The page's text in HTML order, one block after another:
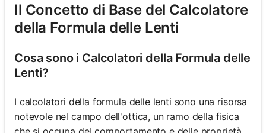
Il Concetto di Base del Calcolatore
della Formula delle Lenti
Cosa sono i Calcolatori della Formula delle
Lenti?
I calcolatori della formula delle lenti sono una risorsa
notevole nel campo dell'ottica, un ramo della fisica